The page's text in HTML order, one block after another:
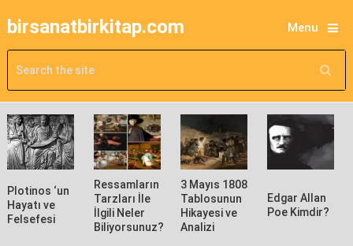
birsanatbirkitap.com Menu
Plotinos ‘un
Hayatı ve
Felsefesi
Ressamların
Tarzları İle
İlgili Neler
Biliyorsunuz?
3 Mayıs 1808
Tablosunun
Hikayesi ve
Analizi
Edgar Allan
Poe Kimdir?